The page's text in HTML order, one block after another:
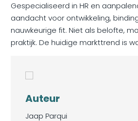
Gespecialiseerd in HR en
aandacht voor ontwikkeling,
nauwkeurige fit. Niet als belofte,
praktijk. De huidige markttrend is
Auteur
Jaap Parqui